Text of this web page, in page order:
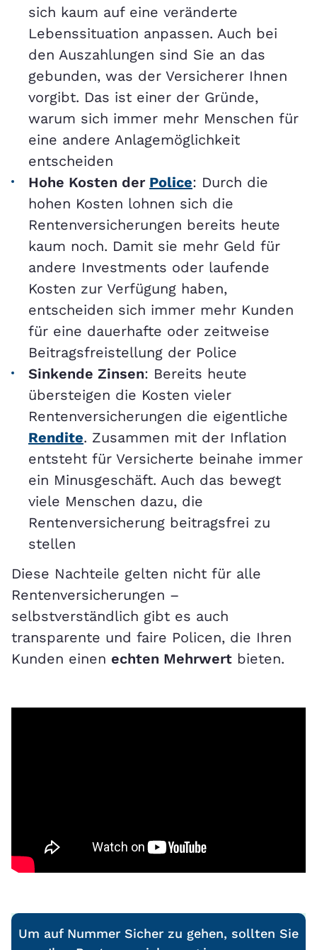
sich kaum auf eine veränderte
Lebenssituation anpassen. Auch bei
den Auszahlungen sind Sie an das
gebunden, was der Versicherer Ihnen
vorgibt. Das ist einer der Gründe,
warum sich immer mehr Menschen für
eine andere Anlagemöglichkeit
entscheiden
Hohe Kosten der Police: Durch die
hohen Kosten lohnen sich die
Rentenversicherungen bereits heute
kaum noch. Damit sie mehr Geld für
andere Investments oder laufende
Kosten zur Verfügung haben,
entscheiden sich immer mehr Kunden
für eine dauerhafte oder zeitweise
Beitragsfreistellung der Police
Sinkende Zinsen: Bereits heute
übersteigen die Kosten vieler
Rentenversicherungen die eigentliche
Rendite. Zusammen mit der Inflation
entsteht für Versicherte beinahe immer
ein Minusgeschäft. Auch das bewegt
viele Menschen dazu, die
Rentenversicherung beitragsfrei zu
stellen
Diese Nachteile gelten nicht für alle
Rentenversicherungen –
selbstverständlich gibt es auch
transparente und faire Policen, die Ihren
Kunden einen echten Mehrwert bieten.
Um auf Nummer Sicher zu gehen, sollten Sie